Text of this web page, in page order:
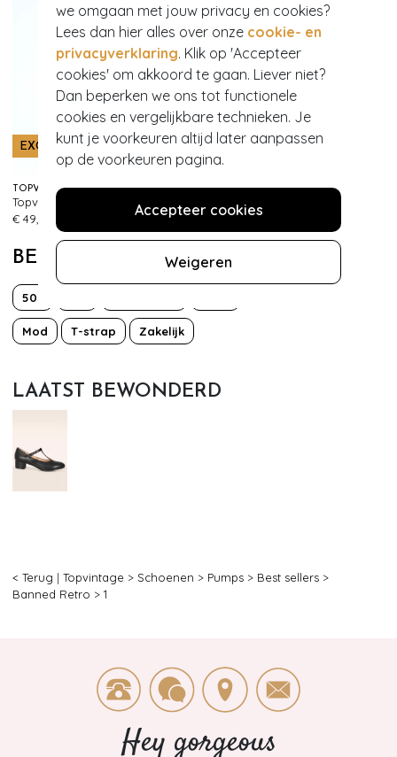
we omgaan met jouw privacy en cookies?
Lees dan hier alles over onze cookie- en
privacyverklaring. Klik op 'Accepteer
cookies' om akkoord te gaan. Liever niet?
Dan beperken we ons tot functionele
cookies en vergelijkbare technieken. Je
kunt je voorkeuren altijd later aanpassen
op de voorkeuren pagina.
Accepteer cookies
Weigeren
EXCLUSIEF
TOPVINTAGE BOUTIQUE COLLECTION
€ 49,95
151
EXCLUSIEF
TOPVINTAGE BOUTIQUE COLLECTION
€ 49,95
BEKIJK MEER VAN
50s
Mod T-strap Zakelijk
LAATST BEWONDERD
< Terug | Topvintage > Schoenen > Pumps > Best sellers >
Banned Retro > 1
Hey gorgeous